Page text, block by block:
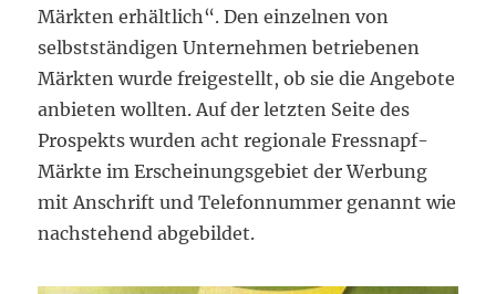
Märkten erhältlich“. Den einzelnen von
selbstständigen Unternehmen betriebenen
Märkten wurde freigestellt, ob sie die Angebote
anbieten wollten. Auf der letzten Seite des
Prospekts wurden acht regionale Fressnapf-
Märkte im Erscheinungsgebiet der Werbung
mit Anschrift und Telefonnummer genannt wie
nachstehend abgebildet.